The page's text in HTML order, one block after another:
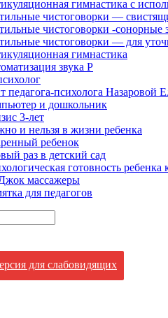
гимнастика с
чистоговорки —
чистоговорки -сонорные
чистоговорки — для
гимнастика
звука Р
педагога-психолога
и дошкольник
3-лет
и нельзя в жизни ребенка
ребенок
раз в детский сад
готовность
массажеры
для педагогов
для слабовидящих